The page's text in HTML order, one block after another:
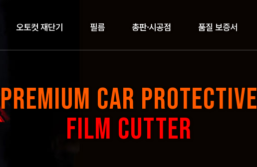
오토컷 재단기 필름 총판·시공점 품질 보증서
PREMIUM CAR PROTECTIVE
FILM CUTTER